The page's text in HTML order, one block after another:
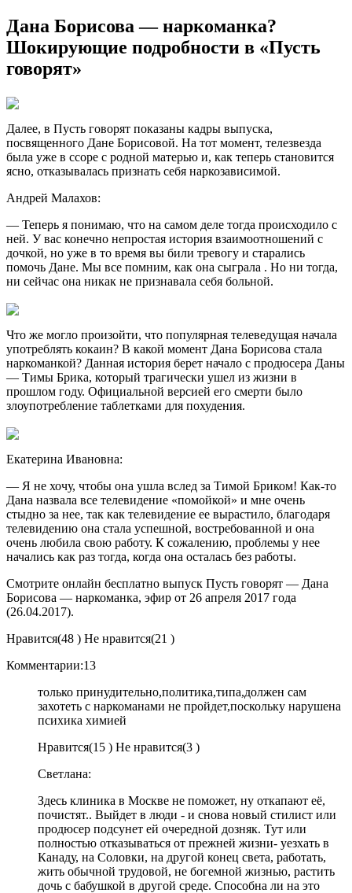
Дана Борисова — наркоманка?
Шокирующие подробности в «Пусть
говорят»
Далее, в Пусть говорят показаны кадры выпуска,
посвященного Дане Борисовой. На тот момент, телезвезда
была уже в ссоре с родной матерью и, как теперь становится
ясно, отказывалась признать себя наркозависимой.
Андрей Малахов:
— Теперь я понимаю, что на самом деле тогда происходило с
ней. У вас конечно непростая история взаимоотношений с
дочкой, но уже в то время вы били тревогу и старались
помочь Дане. Мы все помним, как она сыграла . Но ни тогда,
ни сейчас она никак не признавала себя больной.
Что же могло произойти, что популярная телеведущая начала
употреблять кокаин? В какой момент Дана Борисова стала
наркоманкой? Данная история берет начало с продюсера Даны
— Тимы Брика, который трагически ушел из жизни в
прошлом году. Официальной версией его смерти было
злоупотребление таблетками для похудения.
Екатерина Ивановна:
— Я не хочу, чтобы она ушла вслед за Тимой Бриком! Как-то
Дана назвала все телевидение «помойкой» и мне очень
стыдно за нее, так как телевидение ее вырастило, благодаря
телевидению она стала успешной, востребованной и она
очень любила свою работу. К сожалению, проблемы у нее
начались как раз тогда, когда она осталась без работы.
Смотрите онлайн бесплатно выпуск Пусть говорят — Дана
Борисова — наркоманка, эфир от 26 апреля 2017 года
(26.04.2017).
Нравится(48 ) Не нравится(21 )
Комментарии:13
только принудительно,политика,типа,должен сам
захотеть с наркоманами не пройдет,поскольку нарушена
психика химией
Нравится(15 ) Не нравится(3 )
Светлана:
Здесь клиника в Москве не поможет, ну откапают её,
почистят.. Выйдет в люди - и снова новый стилист или
продюсер подсунет ей очередной дозняк. Тут или
полностью отказываться от прежней жизни- уезхать в
Канаду, на Соловки, на другой конец света, работать,
жить обычной трудовой, не богемной жизнью, растить
дочь с бабушкой в другой среде. Способна ли на это